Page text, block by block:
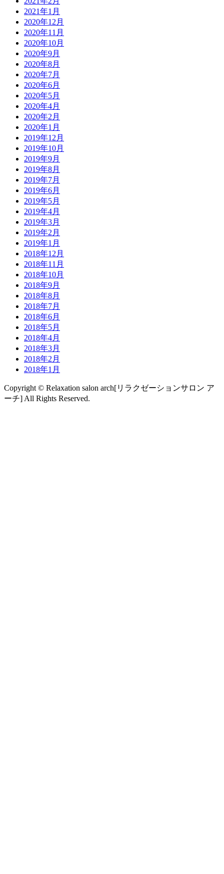
2021年1月
2020年12月
2020年11月
2020年10月
2020年9月
2020年8月
2020年7月
2020年6月
2020年5月
2020年4月
2020年2月
2020年1月
2019年12月
2019年10月
2019年9月
2019年8月
2019年7月
2019年6月
2019年5月
2019年4月
2019年3月
2019年2月
2019年1月
2018年12月
2018年11月
2018年10月
2018年9月
2018年8月
2018年7月
2018年6月
2018年5月
2018年4月
2018年3月
2018年2月
2018年1月
Copyright © Relaxation salon arch[リラクゼーションサロン ア
ーチ] All Rights Reserved.